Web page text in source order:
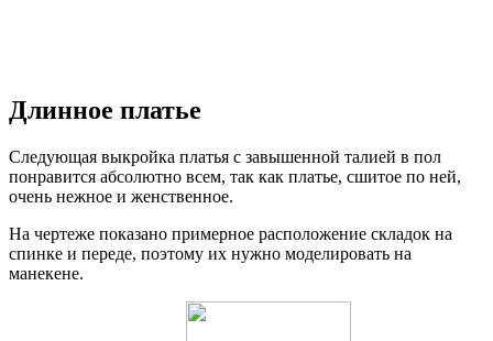
Длинное платье
Следующая выкройка платья с завышенной талией в пол
понравится абсолютно всем, так как платье, сшитое по ней,
очень нежное и женственное.
На чертеже показано примерное расположение складок на
спинке и переде, поэтому их нужно моделировать на
манекене.